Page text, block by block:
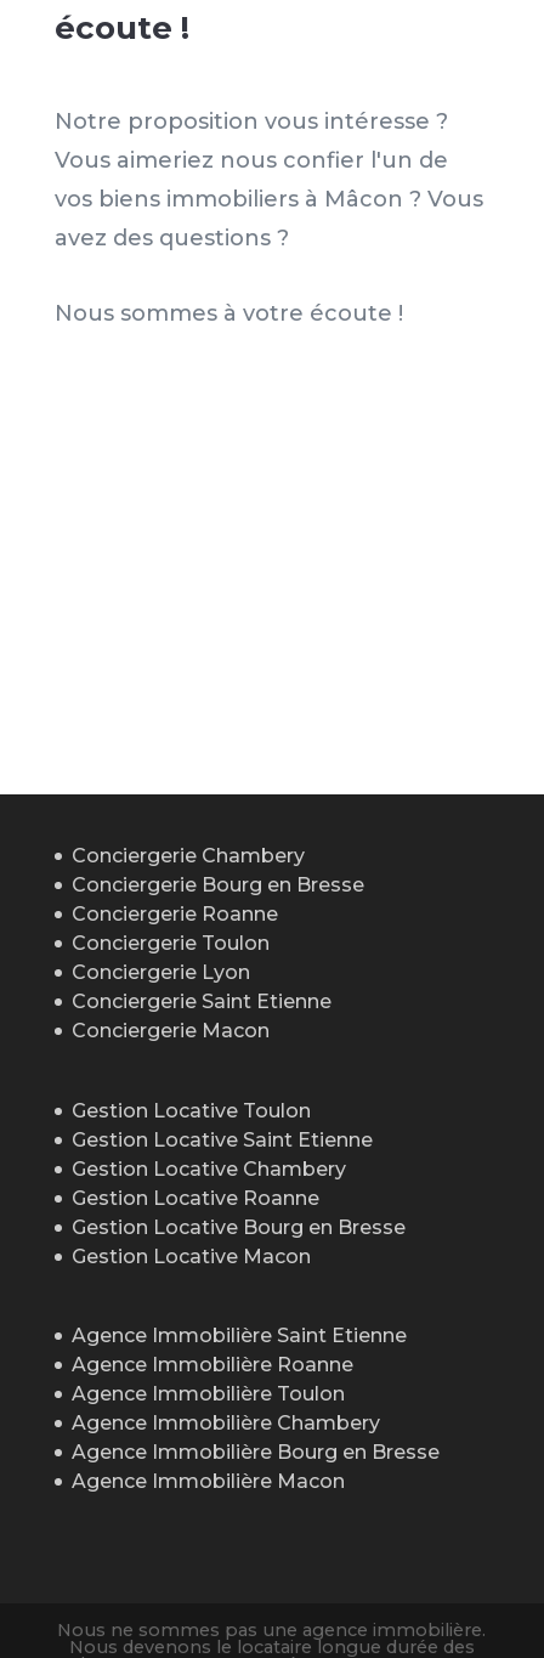
écoute !
Notre proposition vous intéresse ?
Vous aimeriez nous confier l'un de
vos biens immobiliers à Mâcon ? Vous
avez des questions ?
Nous sommes à votre écoute !
Conciergerie Chambery
Conciergerie Bourg en Bresse
Conciergerie Roanne
Conciergerie Toulon
Conciergerie Lyon
Conciergerie Saint Etienne
Conciergerie Macon
Gestion Locative Toulon
Gestion Locative Saint Etienne
Gestion Locative Chambery
Gestion Locative Roanne
Gestion Locative Bourg en Bresse
Gestion Locative Macon
Agence Immobilière Saint Etienne
Agence Immobilière Roanne
Agence Immobilière Toulon
Agence Immobilière Chambery
Agence Immobilière Bourg en Bresse
Agence Immobilière Macon
Nous ne sommes pas une agence immobilière.
Nous devenons le locataire longue durée des